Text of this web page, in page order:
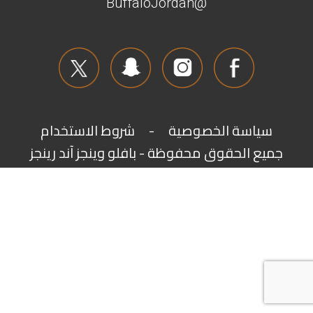
سياسة الخصوصية - شروط الاستخدام
جميع الحقوق محفوظة - بافلو وينجز آند رينجز